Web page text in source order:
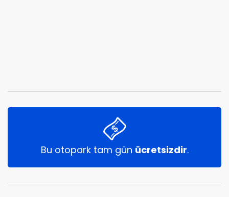
Bu otopark tam gün ücretsizdir.